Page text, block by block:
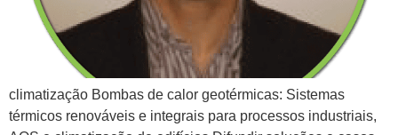
climatização Bombas de calor geotérmicas: Sistemas
térmicos renováveis e integrais para processos industriais,